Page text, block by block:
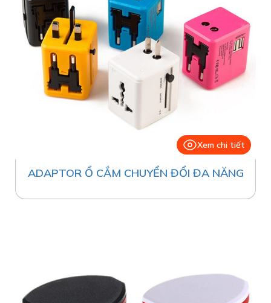
Xem chi tiết
ADAPTOR Ổ CẮM CHUYỂN ĐỔI ĐA NĂNG